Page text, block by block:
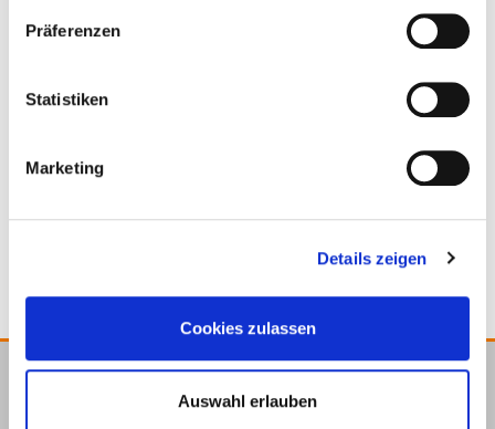
Präferenzen
Statistiken
Marketing
Details zeigen
Cookies zulassen
Auswahl erlauben
Drill-Stop